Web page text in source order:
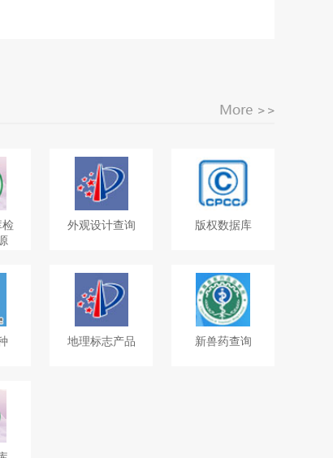
外观设计查询 版权数据库
地理标志产品 新兽药查询